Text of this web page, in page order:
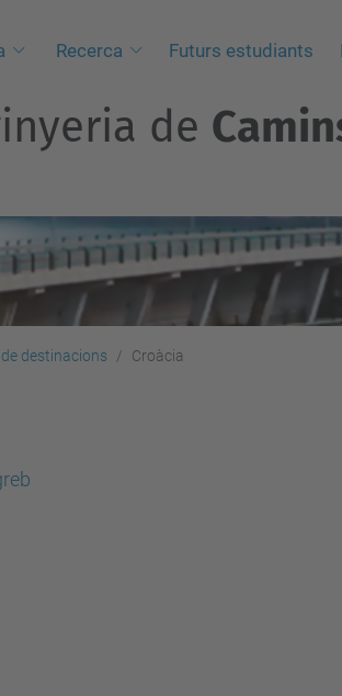
Recerca Futurs estudiants
de
destinacions Croàcia